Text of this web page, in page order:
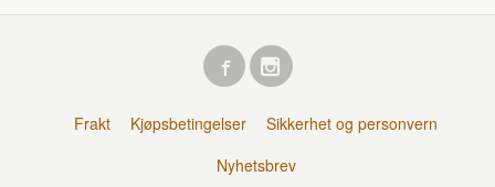
Frakt Kjøpsbetingelser
Sikkerhet og personvern
Nyhetsbrev